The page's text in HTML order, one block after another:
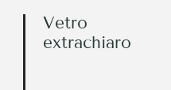
Vetro
extrachiaro